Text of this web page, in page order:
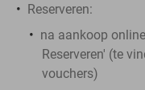
Reserveren:
na aankoop
Reserveren' (te
vouchers)